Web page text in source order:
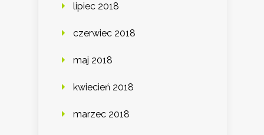
lipiec 2018
czerwiec 2018
maj 2018
kwiecień 2018
marzec 2018